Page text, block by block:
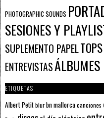
PHOTOGRAPHIC SOUNDS
SESIONES Y
SUPLEMENTO PAPELTOPS
ENTREVISTASÁLBUMES
ETIQUETAS
Albert Petitblurbn mallorcacanciones